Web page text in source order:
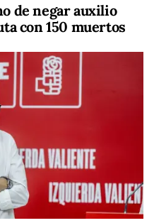
de negar auxilio
con 150 muertos